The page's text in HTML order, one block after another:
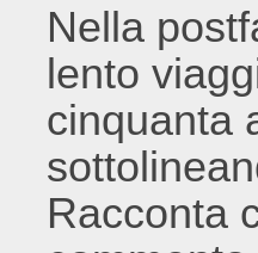
Nella
lento
cinquanta
Racconta